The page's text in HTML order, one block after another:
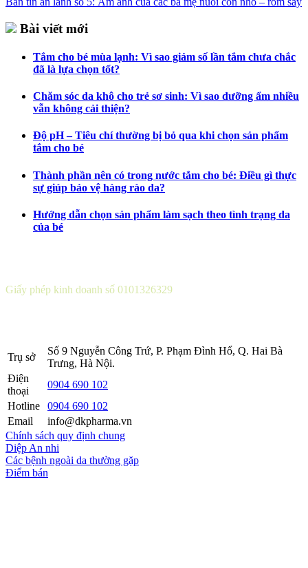
Bài viết mới
Tắm cho bé mùa lạnh: Vì sao giảm số lần tắm chưa chắc
đã là lựa chọn tốt?
Chăm sóc da khô cho trẻ sơ sinh: Vì sao dưỡng ẩm nhiều
vẫn không cải thiện?
Độ pH – Tiêu chí thường bị bỏ qua khi chọn sản phẩm
tắm cho bé
Thành phần nên có trong nước tắm cho bé: Điều gì thực
sự giúp bảo vệ hàng rào da?
Hướng dẫn chọn sản phẩm làm sạch theo tình trạng da
của bé
Giấy phép kinh doanh số 0101326329
Trụ sở
Số 9 Nguyễn Công Trứ, P. Phạm Đình Hổ, Q. Hai Bà
Trưng, Hà Nội.
Điện
thoại
0904 690 102
Hotline
0904 690 102
Email
info@dkpharma.vn
Chính sách quy định chung
Diệp An nhi
Các bệnh ngoài da thường gặp
Điểm bán